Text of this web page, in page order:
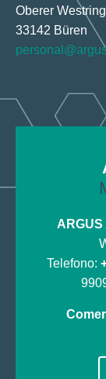
Oberer
33142 Büren
Telefono: